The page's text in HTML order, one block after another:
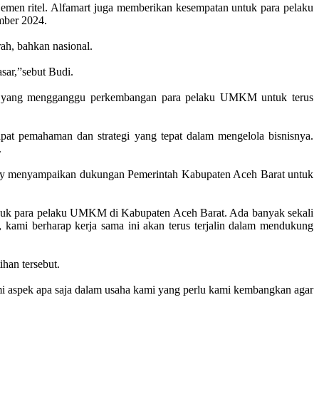
ritel. Alfamart juga memberikan kesempatan untuk para pelaku
2024.
bahkan nasional.
Budi.
mengganggu perkembangan para pelaku UMKM untuk terus
dan strategi yang tepat dalam mengelola bisnisnya.
dukungan Pemerintah Kabupaten Aceh Barat untuk
para pelaku UMKM di Kabupaten Aceh Barat. Ada banyak sekali
berharap kerja sama ini akan terus terjalin dalam mendukung
tersebut.
apa saja dalam usaha kami yang perlu kami kembangkan agar